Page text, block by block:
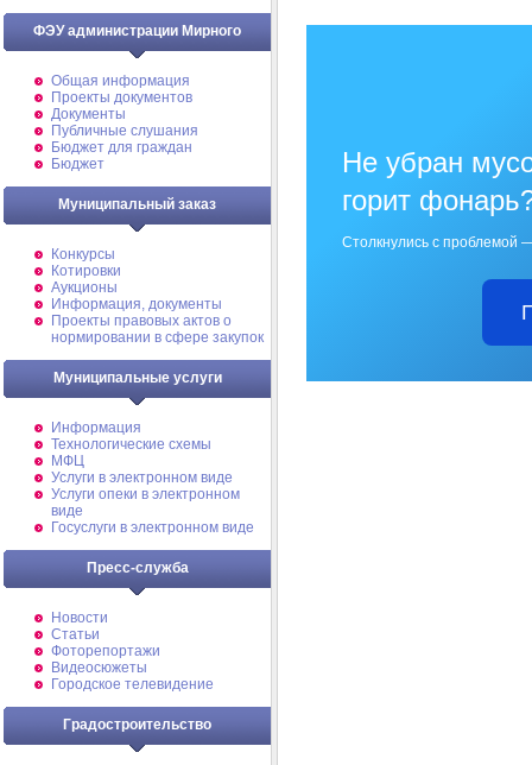
ФЭУ администрации Мирного
Общая информация
Проекты документов
Документы
Публичные слушания
Бюджет для граждан
Бюджет
Муниципальный заказ
Конкурсы
Котировки
Аукционы
Информация, документы
Проекты правовых актов о
нормировании в сфере закупок
Муниципальные услуги
Информация
Технологические схемы
МФЦ
Услуги в электронном виде
Услуги опеки в электронном
виде
Госуслуги в электронном виде
Пресс-служба
Новости
Статьи
Фоторепортажи
Видеосюжеты
Городское телевидение
Градостроительство
Не убран
горит
Столкнулись с проблемой